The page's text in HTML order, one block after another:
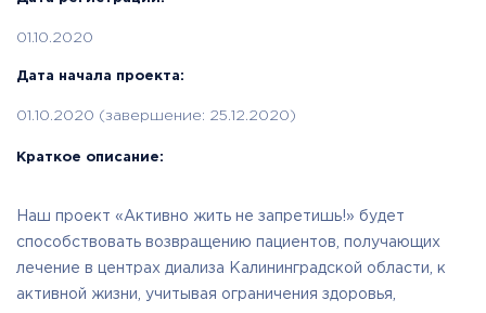
Краткое описание:
Наш проект «Активно жить не запретишь!» будет
способствовать возвращению пациентов, получающих
лечение в центрах диализа Калининградской области, к
активной жизни, учитывая ограничения здоровья,
01.10.2020
Дата начала проекта:
01.10.2020 (завершение: 25.12.2020)